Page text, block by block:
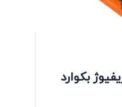
بکوارد